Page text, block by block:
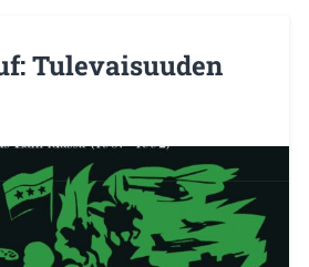
Tulevaisuuden